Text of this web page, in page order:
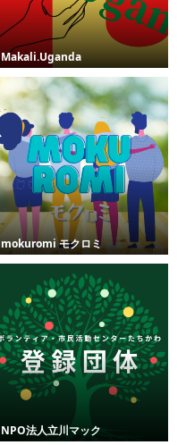
Makali.Uganda
mokuromi モクロミ
NPO法人立川マック